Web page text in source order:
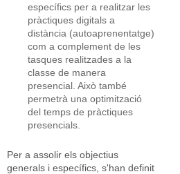
específics per a realitzar les
pràctiques digitals a
distància (autoaprenentatge)
com a complement de les
tasques realitzades a la
classe de manera
presencial. Això també
permetrà una optimització
del temps de pràctiques
presencials.
Per a assolir els objectius
generals i específics, s'han definit